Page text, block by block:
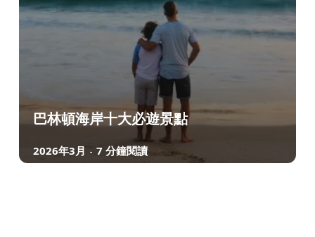
巴林頓海岸十大必遊景點
2026年3月 - 7 分鐘閱讀